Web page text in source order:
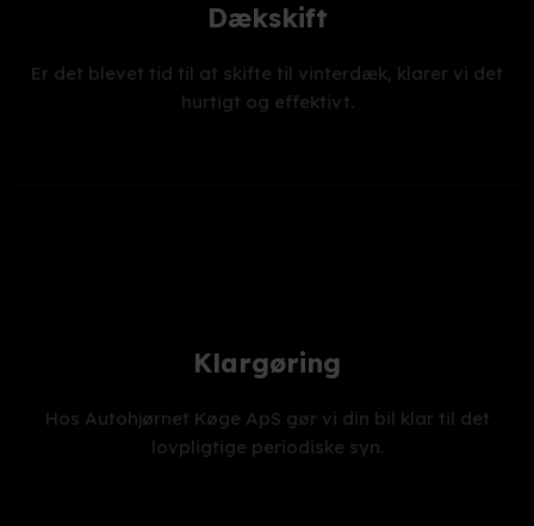
Dækskift
Er det blevet tid til at skifte til vinterdæk, klarer vi det
hurtigt og effektivt.
Klargøring
Hos Autohjørnet Køge ApS gør vi din bil klar til det
lovpligtige periodiske syn.